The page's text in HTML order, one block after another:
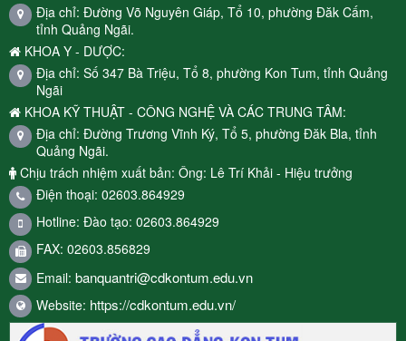
Địa chỉ: Đường Võ Nguyên Giáp, Tổ 10, phường Đăk Cấm,
tỉnh Quảng Ngãi.
KHOA Y - DƯỢC:
Địa chỉ: Số 347 Bà Triệu, Tổ 8, phường Kon Tum, tỉnh Quảng
Ngãi
KHOA KỸ THUẬT - CÔNG NGHỆ VÀ CÁC TRUNG TÂM:
Địa chỉ: Đường Trương Vĩnh Ký, Tổ 5, phường Đăk Bla, tỉnh
Quảng Ngãi.
Chịu trách nhiệm xuất bản: Ông: Lê Trí Khải - Hiệu trưởng
Điện thoại: 02603.864929
Hotline: Đào tạo: 02603.864929
FAX: 02603.856829
Email: banquantri@cdkontum.edu.vn
Website: https://cdkontum.edu.vn/